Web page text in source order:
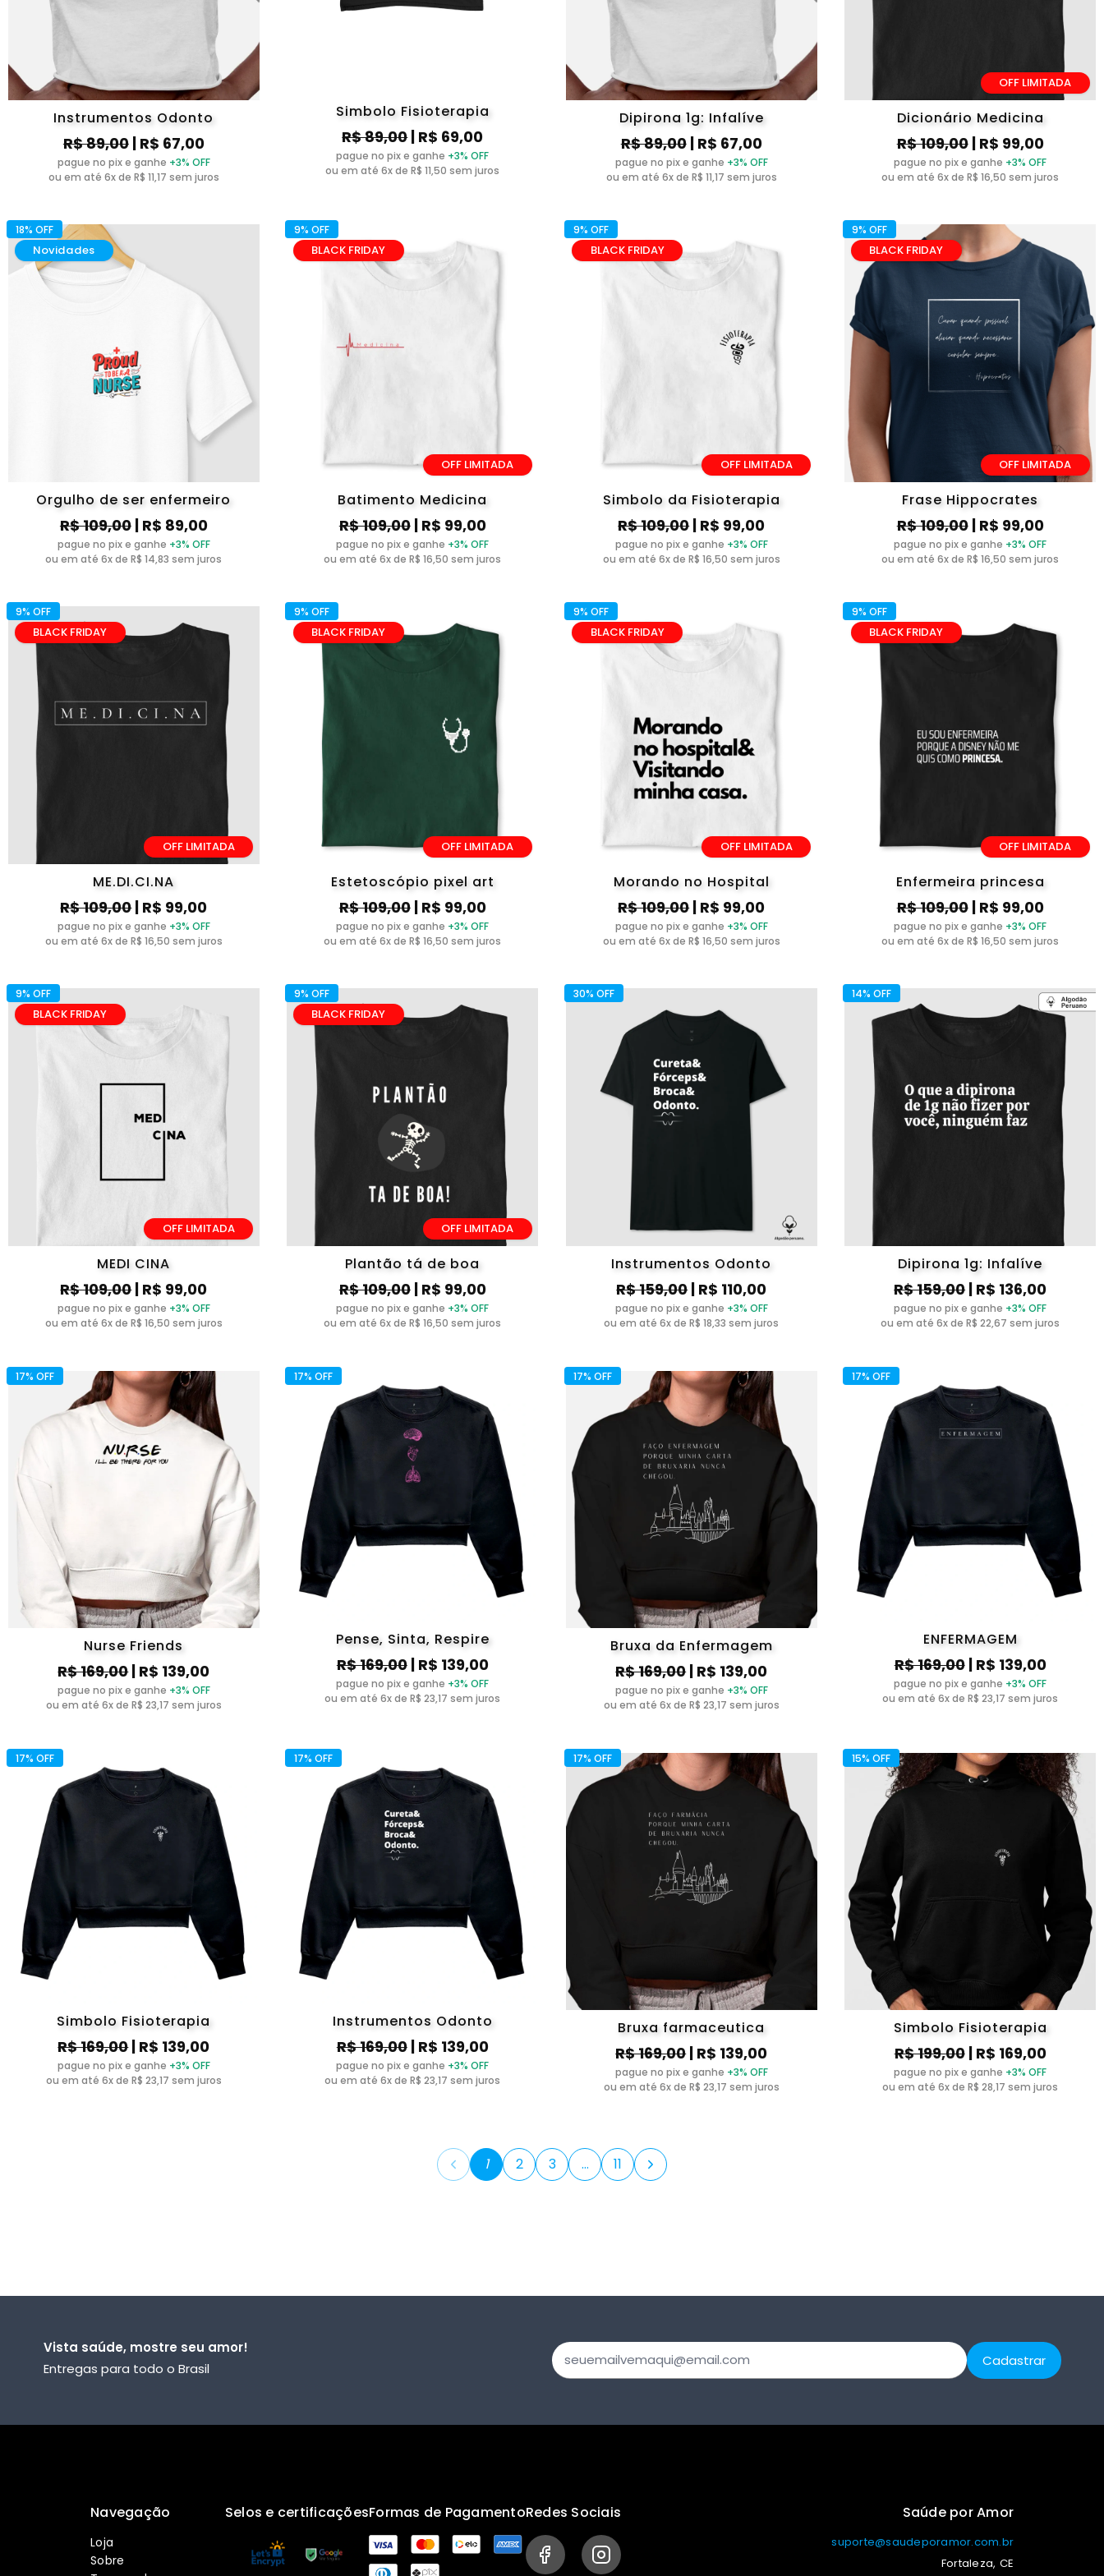
Instrumentos Odonto
R$ 89,00| R$ 67,00
pague no pix e ganhe +3% OFF
ou em até 6x de R$ 11,17 sem juros
Simbolo Fisioterapia
R$ 89,00| R$ 69,00
pague no pix e ganhe +3% OFF
ou em até 6x de R$ 11,50 sem juros
Dipirona 1g: Infalíve
R$ 89,00| R$ 67,00
pague no pix e ganhe +3% OFF
ou em até 6x de R$ 11,17 sem juros
OFF LIMITADA
Dicionário Medicina
R$ 109,00| R$ 99,00
pague no pix e ganhe +3% OFF
ou em até 6x de R$ 16,50 sem juros
Novidades
Orgulho de ser enfermeiro
R$ 109,00| R$ 89,00
pague no pix e ganhe +3% OFF
ou em até 6x de R$ 14,83 sem juros
18% OFF
BLACK FRIDAY
OFF LIMITADA
Batimento Medicina
R$ 109,00| R$ 99,00
pague no pix e ganhe +3% OFF
ou em até 6x de R$ 16,50 sem juros
9% OFF
BLACK FRIDAY
OFF LIMITADA
Simbolo da Fisioterapia
R$ 109,00| R$ 99,00
pague no pix e ganhe +3% OFF
ou em até 6x de R$ 16,50 sem juros
9% OFF
BLACK FRIDAY
OFF LIMITADA
Frase Hippocrates
R$ 109,00| R$ 99,00
pague no pix e ganhe +3% OFF
ou em até 6x de R$ 16,50 sem juros
9% OFF
BLACK FRIDAY
OFF LIMITADA
ME.DI.CI.NA
R$ 109,00| R$ 99,00
pague no pix e ganhe +3% OFF
ou em até 6x de R$ 16,50 sem juros
9% OFF
BLACK FRIDAY
OFF LIMITADA
Estetoscópio pixel art
R$ 109,00| R$ 99,00
pague no pix e ganhe +3% OFF
ou em até 6x de R$ 16,50 sem juros
9% OFF
BLACK FRIDAY
OFF LIMITADA
Morando no Hospital
R$ 109,00| R$ 99,00
pague no pix e ganhe +3% OFF
ou em até 6x de R$ 16,50 sem juros
9% OFF
BLACK FRIDAY
OFF LIMITADA
Enfermeira princesa
R$ 109,00| R$ 99,00
pague no pix e ganhe +3% OFF
ou em até 6x de R$ 16,50 sem juros
9% OFF
BLACK FRIDAY
OFF LIMITADA
MEDI CINA
R$ 109,00| R$ 99,00
pague no pix e ganhe +3% OFF
ou em até 6x de R$ 16,50 sem juros
9% OFF
BLACK FRIDAY
OFF LIMITADA
Plantão tá de boa
R$ 109,00| R$ 99,00
pague no pix e ganhe +3% OFF
ou em até 6x de R$ 16,50 sem juros
9% OFF
Instrumentos Odonto
R$ 159,00| R$ 110,00
pague no pix e ganhe +3% OFF
ou em até 6x de R$ 18,33 sem juros
30% OFF
Dipirona 1g: Infalíve
R$ 159,00| R$ 136,00
pague no pix e ganhe +3% OFF
ou em até 6x de R$ 22,67 sem juros
14% OFF
Nurse Friends
R$ 169,00| R$ 139,00
pague no pix e ganhe +3% OFF
ou em até 6x de R$ 23,17 sem juros
17% OFF
Pense, Sinta, Respire
R$ 169,00| R$ 139,00
pague no pix e ganhe +3% OFF
ou em até 6x de R$ 23,17 sem juros
17% OFF
Bruxa da Enfermagem
R$ 169,00| R$ 139,00
pague no pix e ganhe +3% OFF
ou em até 6x de R$ 23,17 sem juros
17% OFF
ENFERMAGEM
R$ 169,00| R$ 139,00
pague no pix e ganhe +3% OFF
ou em até 6x de R$ 23,17 sem juros
17% OFF
Simbolo Fisioterapia
R$ 169,00| R$ 139,00
pague no pix e ganhe +3% OFF
ou em até 6x de R$ 23,17 sem juros
17% OFF
Instrumentos Odonto
R$ 169,00| R$ 139,00
pague no pix e ganhe +3% OFF
ou em até 6x de R$ 23,17 sem juros
17% OFF
Bruxa farmaceutica
R$ 169,00| R$ 139,00
pague no pix e ganhe +3% OFF
ou em até 6x de R$ 23,17 sem juros
17% OFF
Simbolo Fisioterapia
R$ 199,00| R$ 169,00
pague no pix e ganhe +3% OFF
ou em até 6x de R$ 28,17 sem juros
15% OFF
1 2 3 … 11
Vista saúde, mostre seu amor!
Entregas para todo o Brasil
Navegação
Loja
Sobre
Selos e certificaçõesFormas de PagamentoRedes Sociais Saúde por Amor
suporte@saudeporamor.com.br
Fortaleza, CE